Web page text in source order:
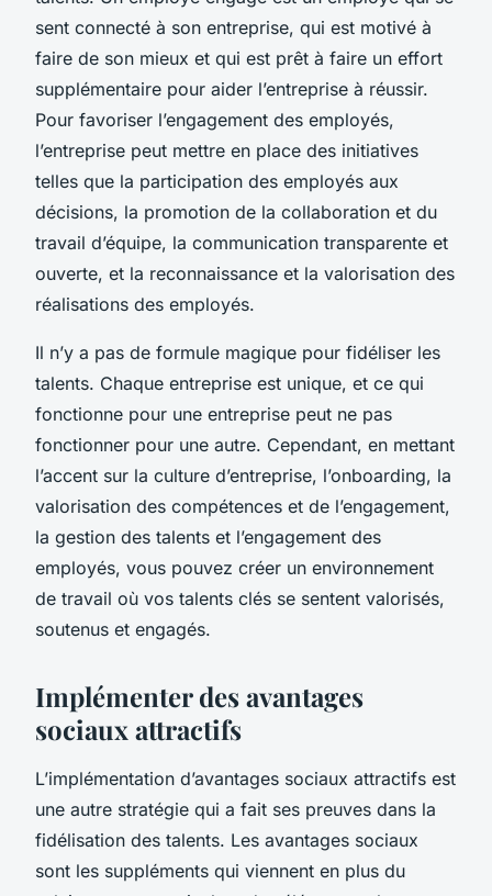
sent connecté à son entreprise, qui est motivé à
faire de son mieux et qui est prêt à faire un effort
supplémentaire pour aider l’entreprise à réussir.
Pour favoriser l’engagement des employés,
l’entreprise peut mettre en place des initiatives
telles que la participation des employés aux
décisions, la promotion de la collaboration et du
travail d’équipe, la communication transparente et
ouverte, et la reconnaissance et la valorisation des
réalisations des employés.
Il n’y a pas de formule magique pour fidéliser les
talents. Chaque entreprise est unique, et ce qui
fonctionne pour une entreprise peut ne pas
fonctionner pour une autre. Cependant, en mettant
l’accent sur la culture d’entreprise, l’onboarding, la
valorisation des compétences et de l’engagement,
la gestion des talents et l’engagement des
employés, vous pouvez créer un environnement
de travail où vos talents clés se sentent valorisés,
soutenus et engagés.
Implémenter des avantages
sociaux attractifs
L’implémentation d’avantages sociaux attractifs est
une autre stratégie qui a fait ses preuves dans la
fidélisation des talents. Les avantages sociaux
sont les suppléments qui viennent en plus du